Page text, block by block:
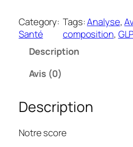
:
9
,
0
0
€
.
,
0
0
Category:
Santé
Tags:Analyse,
composition,
Description
Avis (0)
Description
Notre score